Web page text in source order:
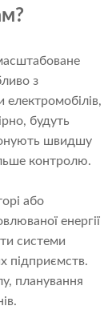
з
електромобілів,
будуть
швидшу
контролю.
або
енергії
системи
підприємств.
планування